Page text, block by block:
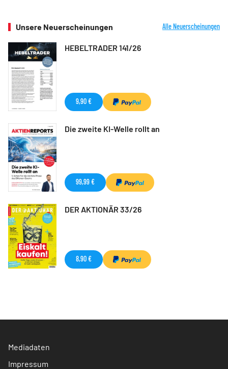
Unsere Neuerscheinungen Alle Neuerscheinungen
HEBELTRADER 141/26
9,90 €
Die zweite KI-Welle rollt an
99,99 €
DER AKTIONÄR 33/26
8,90 €
Mediadaten
Impressum